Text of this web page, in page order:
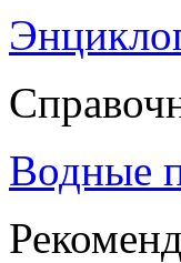
Водные